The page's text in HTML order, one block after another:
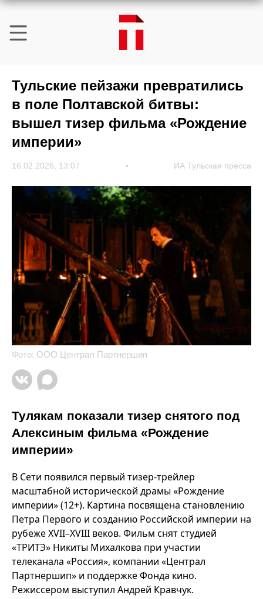
Тульские пейзажи превратились
в поле Полтавской битвы:
вышел тизер фильма «Рождение
империи»
16.02.2026, 13:07 ИА Тульская пресса
Фото: ООО Централ Партнершип
Тулякам показали тизер снятого под
Алексиным фильма «Рождение
империи»
В Сети появился первый тизер-трейлер
масштабной исторической драмы «Рождение
империи» (12+). Картина посвящена становлению
Петра Первого и созданию Российской империи на
рубеже XVII–XVIII веков. Фильм снят студией
«ТРИТЭ» Никиты Михалкова при участии
телеканала «Россия», компании «Централ
Партнершип» и поддержке Фонда кино.
Режиссером выступил Андрей Кравчук.